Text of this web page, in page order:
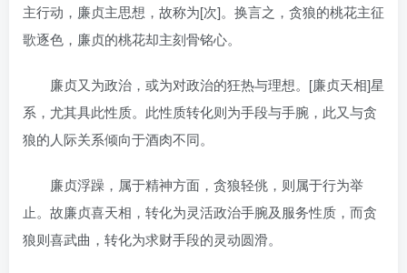
主行动，廉贞主思想，故称为[次]。换言之，贪狼的桃花主征
歌逐色，廉贞的桃花却主刻骨铭心。
廉贞又为政治，或为对政治的狂热与理想。[廉贞天相]星
系，尤其具此性质。此性质转化则为手段与手腕，此又与贪
狼的人际关系倾向于酒肉不同。
廉贞浮躁，属于精神方面，贪狼轻佻，则属于行为举
止。故廉贞喜天相，转化为灵活政治手腕及服务性质，而贪
狼则喜武曲，转化为求财手段的灵动圆滑。